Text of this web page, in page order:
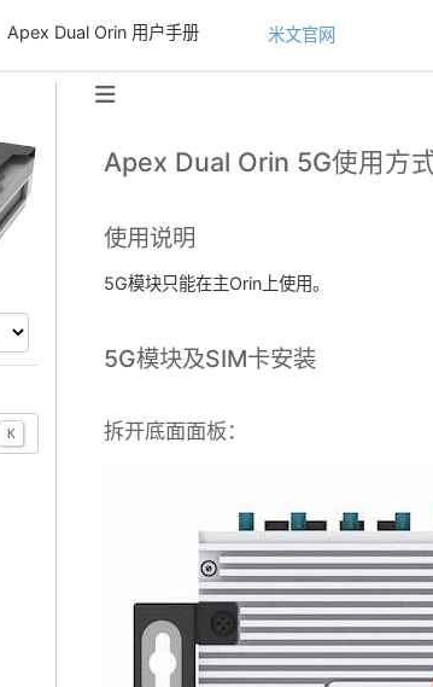
Apex Dual Orin 用户手册 米文官网
K
Apex Dual Orin 5G使用方
使用说明
5G模块只能在主Orin上使用。
5G模块及SIM卡安装
拆开底面面板：